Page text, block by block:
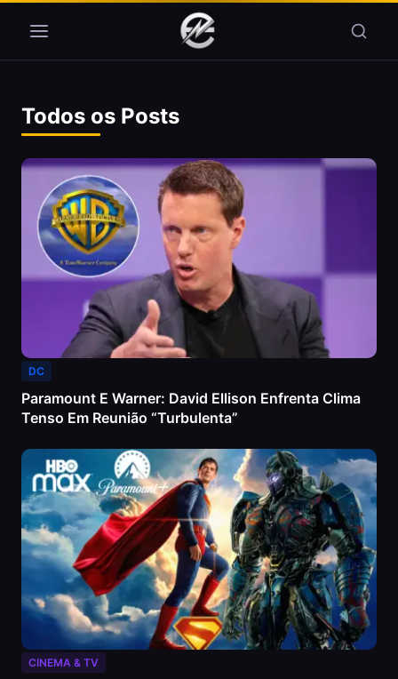
Todos os Posts
DC
Paramount E Warner: David Ellison Enfrenta Clima
Tenso Em Reunião “turbulenta”
CINEMA & TV